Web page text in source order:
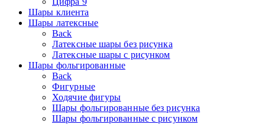
Шары клиента
Шары латексные
Back
Латексные шары без рисунка
Латексные шары с рисунком
Шары фольгированные
Back
Фигурные
Ходячие фигуры
Шары фольгированные без рисунка
Шары фольгированные с рисунком